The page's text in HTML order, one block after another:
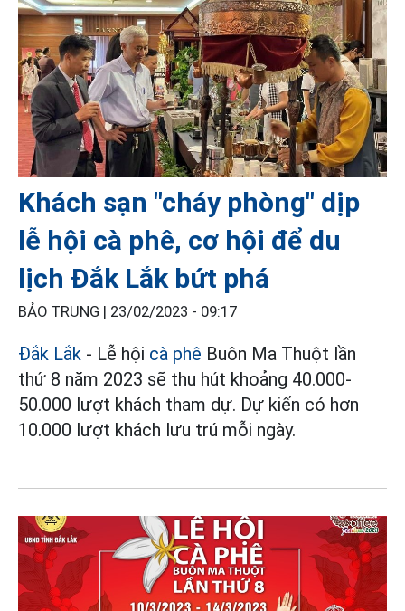
Khách sạn "cháy phòng" dịp
lễ hội cà phê, cơ hội để du
lịch Đắk Lắk bứt phá
BẢO TRUNG | 23/02/2023 - 09:17
Đắk Lắk - Lễ hội cà phê Buôn Ma Thuột lần
thứ 8 năm 2023 sẽ thu hút khoảng 40.000-
50.000 lượt khách tham dự. Dự kiến có hơn
10.000 lượt khách lưu trú mỗi ngày.